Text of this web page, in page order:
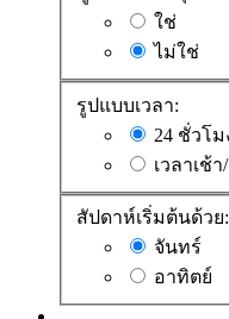
ใช่
ไม่ใช่
รูปแบบเวลา:
24 ชั่วโม
เวลาเช้
สัปดาห์เริ่มต้นด้วย:
จันทร์
อาทิตย์